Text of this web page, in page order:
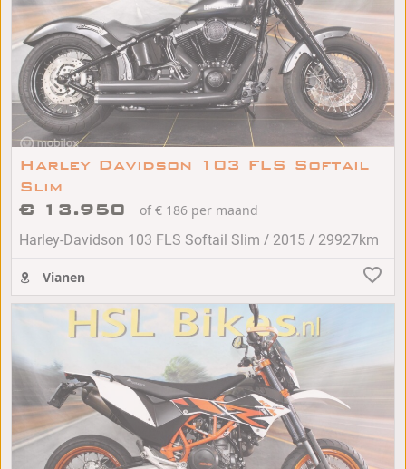
Harley Davidson 103 FLS Softail
Slim
€ 13.950
of € 186 per maand
Harley-Davidson 103 FLS Softail Slim / 2015 / 29927km
Vianen